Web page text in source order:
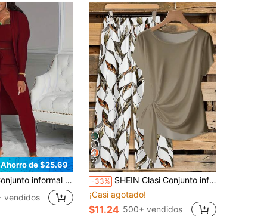
Ahorro de $25.69
de 3 piezas acanalado, top corto + pantalón de cintura alta con cordón + cárdigan largo, ropa de mujer
vendidos
27
-33% SHEIN Clasi Conjunto informal de 2 piezas de camisa con corbata de moño en caqui y pantalones rectos sueltos con estampado geométrico, adecuado para principios de otoño, primavera y verano
¡Casi agotado!
$11.24 500+ vendidos